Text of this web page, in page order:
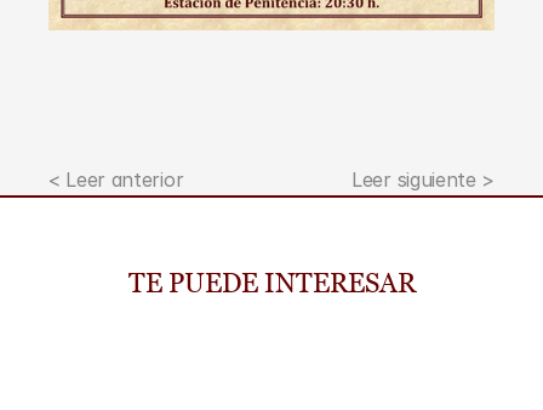
< Leer anterior Leer siguiente >
TE PUEDE INTERESAR